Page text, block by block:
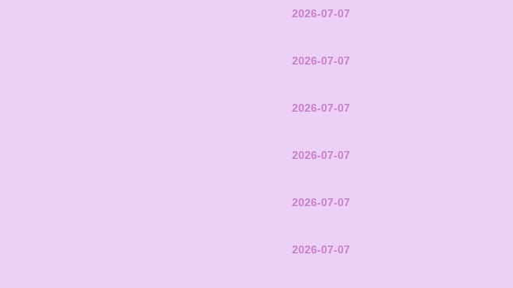
2026-07-07
2026-07-07
2026-07-07
2026-07-07
2026-07-07
2026-07-07